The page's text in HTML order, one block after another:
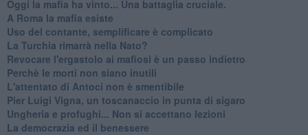
Oggi la mafia ha vinto... Una battaglia cruciale.
A Roma la mafia esiste
Uso del contante, semplificare è complicato
La Turchia rimarrà nella Nato?
Revocare l'ergastolo ai mafiosi è un passo indietro
Perchè le morti non siano inutili
L'attentato di Antoci non è smentibile
Pier Luigi Vigna, un toscanaccio in punta di sigaro
Ungheria e profughi... Non si accettano lezioni
La democrazia ed il benessere